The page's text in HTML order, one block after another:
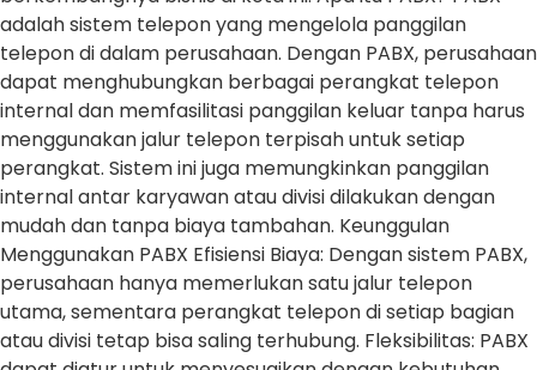
adalah sistem telepon yang mengelola panggilan
telepon di dalam perusahaan. Dengan PABX, perusahaan
dapat menghubungkan berbagai perangkat telepon
internal dan memfasilitasi panggilan keluar tanpa harus
menggunakan jalur telepon terpisah untuk setiap
perangkat. Sistem ini juga memungkinkan panggilan
internal antar karyawan atau divisi dilakukan dengan
mudah dan tanpa biaya tambahan. Keunggulan
Menggunakan PABX Efisiensi Biaya: Dengan sistem PABX,
perusahaan hanya memerlukan satu jalur telepon
utama, sementara perangkat telepon di setiap bagian
atau divisi tetap bisa saling terhubung. Fleksibilitas: PABX